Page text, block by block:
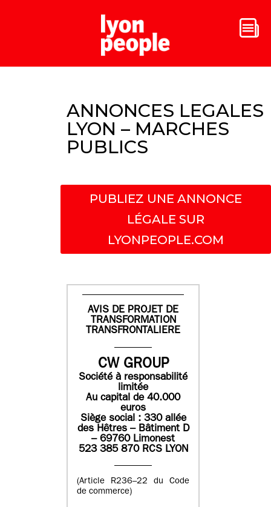
ANNONCES LEGALES
LYON – MARCHES
PUBLICS
PUBLIEZ UNE ANNONCE
LÉGALE SUR
LYONPEOPLE.COM
AVIS DE PROJET DE
TRANSFORMATION
TRANSFRONTALIERE
CW GROUP
Société à responsabilité
limitée
Au capital de 40.000
euros
Siège social : 330 allée
des Hêtres – Bâtiment D
– 69760 Limonest
523 385 870 RCS LYON
(Article R236–22 du Code
de commerce)